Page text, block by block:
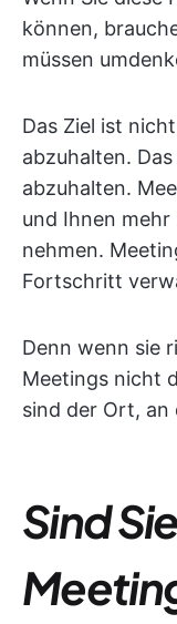
können,
müssen
Das Ziel ist
abzuhalten. Das
abzuhalten.
und Ihnen mehr
nehmen.
Fortschritt
Denn wenn sie
Meetings nicht
sind der Ort, an
Sind